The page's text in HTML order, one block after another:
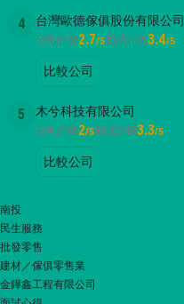
4 台灣歐德傢俱股份有限公司
公司評價2.7/5面試評價3.4/5
比較公司
5 木兮科技有限公司
公司評價2/5面試評價3.3/5
比較公司
南投
民生服務
批發零售
建材／傢俱零售業
金鏵鑫工程有限公司